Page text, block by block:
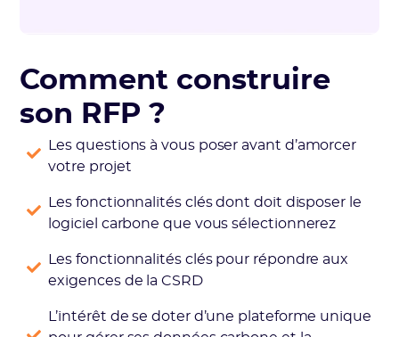
Comment construire
son RFP ?
Les questions à vous poser avant d’amorcer
votre projet
Les fonctionnalités clés dont doit disposer le
logiciel carbone que vous sélectionnerez
Les fonctionnalités clés pour répondre aux
exigences de la CSRD
L’intérêt de se doter d’une plateforme unique